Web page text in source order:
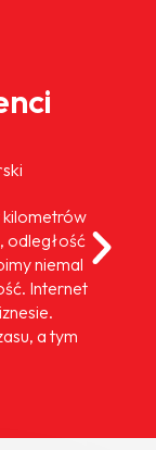
kilometrów
odległość
niemal
Internet
a tym